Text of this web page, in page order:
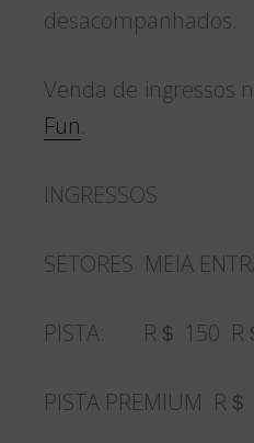
desacompanhados.
Venda de ingressos
Fun.
INGRESSOS
SETORES MEIA
PISTA: R＄ 150 R
PISTA PREMIUM R